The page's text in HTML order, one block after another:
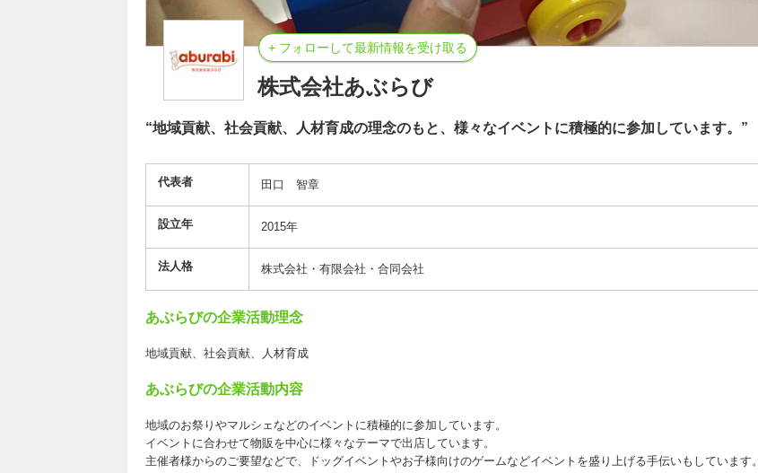
+ フォローして最新情報を受け取る
株式会社あぶらび
“地域貢献、社会貢献、人材育成の理念のもと、様々なイベントに積極的に参加しています。”
代表者 田口 智章
設立年 2015年
法人格 株式会社・有限会社・合同会社
あぶらびの企業活動理念
地域貢献、社会貢献、人材育成
あぶらびの企業活動内容
地域のお祭りやマルシェなどのイベントに積極的に参加しています。
イベントに合わせて物販を中心に様々なテーマで出店しています。
主催者様からのご要望などで、ドッグイベントやお子様向けのゲームなどイベントを盛り上げる手伝いもしています。